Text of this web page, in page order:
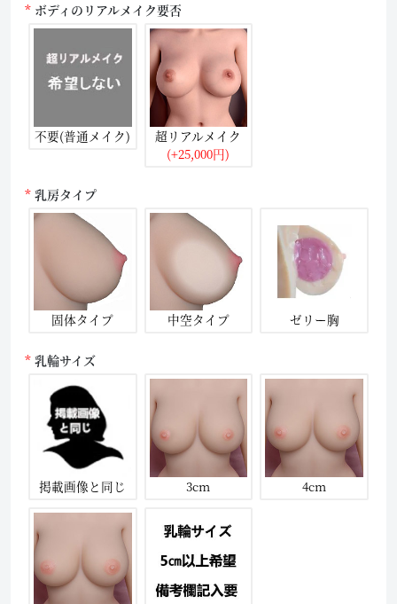
ボディのリアルメイク要否
不要(普通メイク)
超リアルメイク
(+25,000円)
乳房タイプ
固体タイプ 中空タイプ ゼリー胸
乳輪サイズ
掲載画像と同じ 3cm 4cm